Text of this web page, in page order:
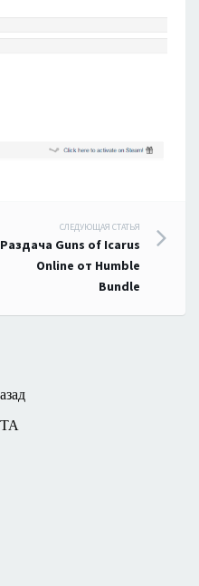
СЛЕДУЮЩАЯ СТАТЬЯ
Раздача Guns of Icarus
Online от Humble
Bundle